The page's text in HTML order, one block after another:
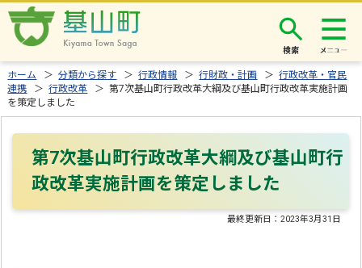
検索
ホーム ＞分類から探す ＞行政情報 ＞行財政・計画 ＞行政改革・官民
連携 ＞行政改革 ＞ 第7次基山町行政改革大綱及び基山町行政改革実施計画
を策定しました
第7次基山町行政改革大綱及び基山町行
政改革実施計画を策定しました
最終更新日：2023年3月31日